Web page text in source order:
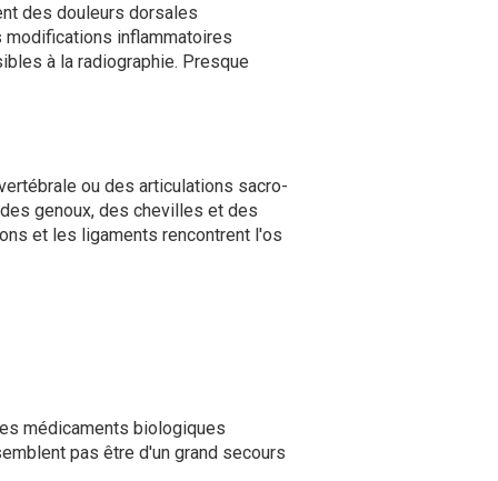
des douleurs dorsales
modifications inflammatoires
à la radiographie. Presque
ou des articulations sacro-
genoux, des chevilles et des
et les ligaments rencontrent l'os
médicaments biologiques
pas être d'un grand secours